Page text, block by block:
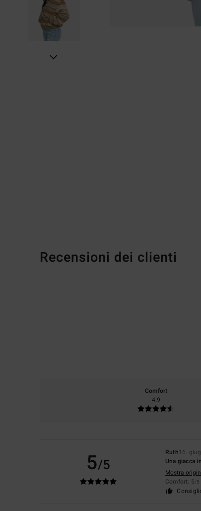
Recensioni dei clienti
Comfort
4.9
5/5
Ruth16.
Una giacca
Mostra
Comfort: 5/5